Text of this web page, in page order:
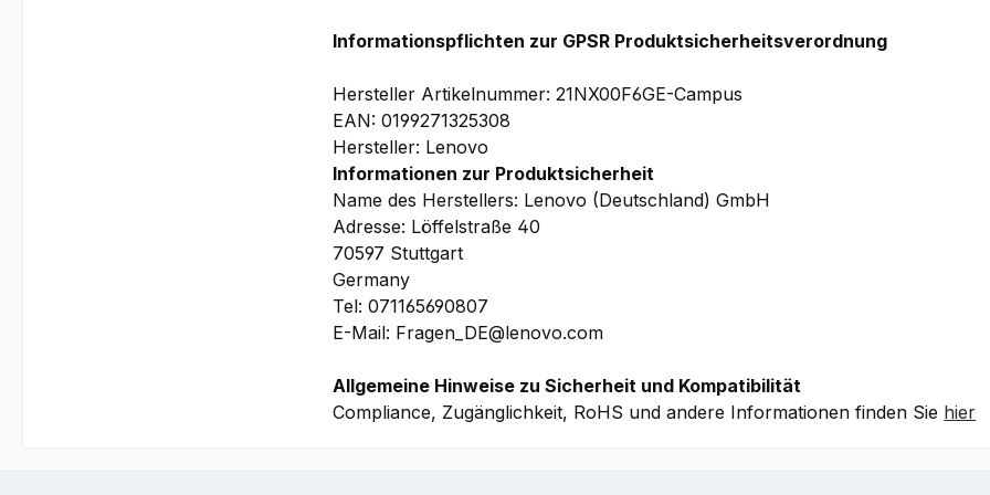
Größe und Reisegewicht:
Garantie:
3 Jahre Depot/Bring-In Herstellergarantie
(beinhaltet u.a. priorisierten Vor Ort Service) + 0,5t CO2-Kompensation, 1
Depot/Bring-In-Herstellergarantie auf Akku
Bilder und technische Details ohne Gewähr.
Informationspflichten zur GPSR Produktsicherheitsverordnung
Hersteller Artikelnummer: 21NX00F6GE-Campus
EAN: 0199271325308
Hersteller: Lenovo
Informationen zur Produktsicherheit
Name des Herstellers: Lenovo (Deutschland) GmbH
Adresse: Löffelstraße 40
70597 Stuttgart
Germany
Tel: 071165690807
E-Mail: Fragen_DE@lenovo.com
Allgemeine Hinweise zu Sicherheit und Kompatibilität
Compliance, Zugänglichkeit, RoHS und andere Informationen finden Sie hier